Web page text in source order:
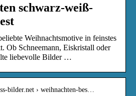
schwarz-weiß-
Weihnachtsmotive in feinstes
Ob Schneemann, Eiskristall oder
liebevolle Bilder …
bilder.net › weihnachten-bes…